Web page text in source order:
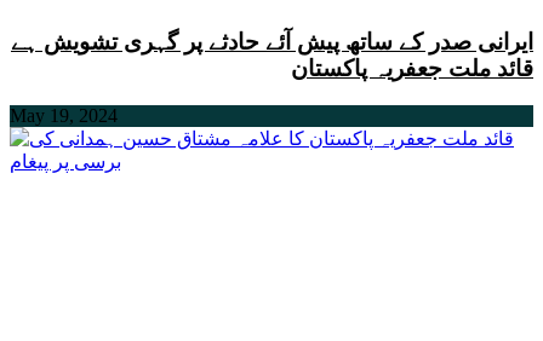
ایرانی صدر کے ساتھ پیش آئے حادثے پر گہری تشویش ہے
قائد ملت جعفریہ پاکستان
May 19, 2024